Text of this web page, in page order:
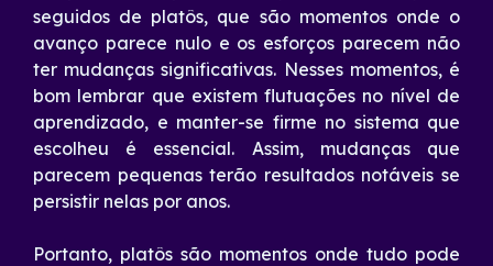
seguidos de platôs, que são momentos onde o
avanço parece nulo e os esforços parecem não
ter mudanças significativas. Nesses momentos, é
bom lembrar que existem flutuações no nível de
aprendizado, e manter-se firme no sistema que
escolheu é essencial. Assim, mudanças que
parecem pequenas terão resultados notáveis se
persistir nelas por anos.
Portanto, platôs são momentos onde tudo pode